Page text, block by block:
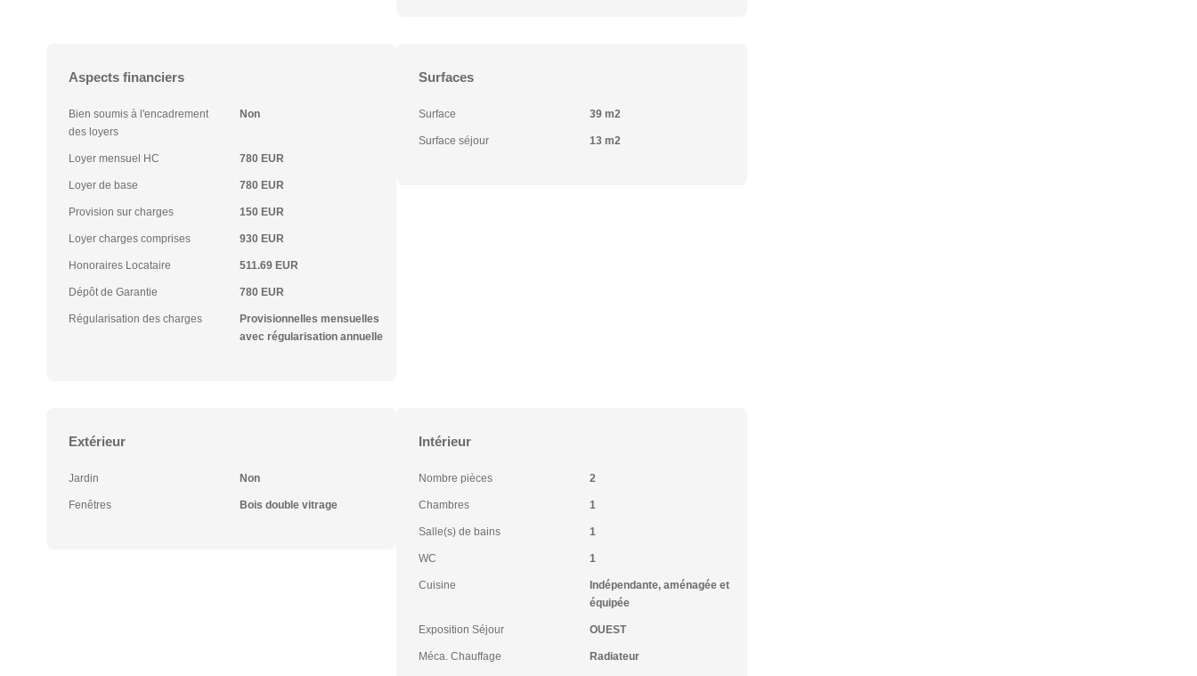
Aspects financiers
Bien soumis à l'encadrement
des loyers
Non
Loyer mensuel HC 780 EUR
Loyer de base 780 EUR
Provision sur charges 150 EUR
Loyer charges comprises 930 EUR
Honoraires Locataire 511.69 EUR
Dépôt de Garantie 780 EUR
Régularisation des charges
Provisionnelles mensuelles
avec régularisation annuelle
Surfaces
Surface 39 m2
Surface séjour 13 m2
Extérieur
Jardin Non
Fenêtres Bois double vitrage
Intérieur
Nombre pièces 2
Chambres 1
Salle(s) de bains 1
WC 1
Cuisine
Indépendante, aménagée et
équipée
Exposition Séjour OUEST
Méca. Chauffage Radiateur